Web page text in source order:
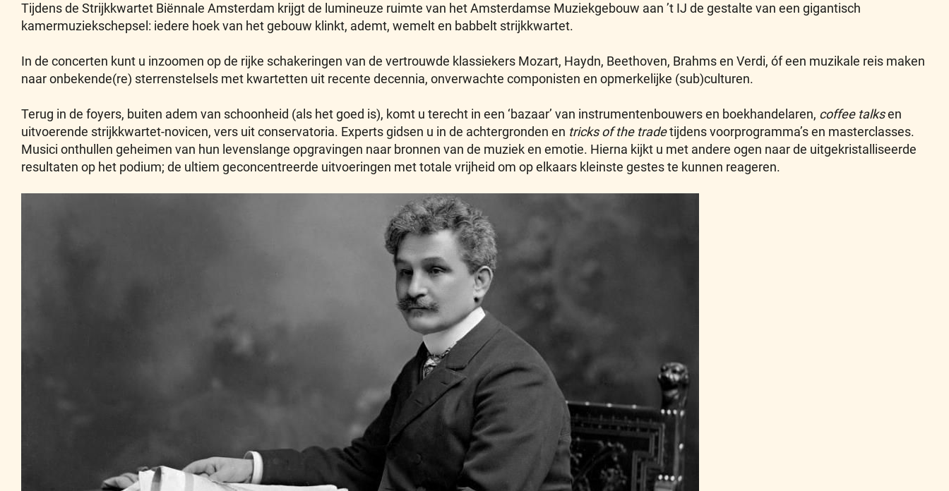
Tijdens de Strijkkwartet Biënnale Amsterdam krijgt de lumineuze ruimte van het Amsterdamse Muziekgebouw aan ’t IJ de gestalte van een gigantisch
kamermuziekschepsel: iedere hoek van het gebouw klinkt, ademt, wemelt en babbelt strijkkwartet.
In de concerten kunt u inzoomen op de rijke schakeringen van de vertrouwde klassiekers Mozart, Haydn, Beethoven, Brahms en Verdi, óf een muzikale reis maken
naar onbekende(re) sterrenstelsels met kwartetten uit recente decennia, onverwachte componisten en opmerkelijke (sub)culturen.
Terug in de foyers, buiten adem van schoonheid (als het goed is), komt u terecht in een ‘bazaar’ van instrumentenbouwers en boekhandelaren, coffee talksen
uitvoerende strijkkwartet-novicen, vers uit conservatoria. Experts gidsen u in de achtergronden en tricks of the tradetijdens voorprogramma’s en masterclasses.
Musici onthullen geheimen van hun levenslange opgravingen naar bronnen van de muziek en emotie. Hierna kijkt u met andere ogen naar de uitgekristalliseerde
resultaten op het podium; de ultiem geconcentreerde uitvoeringen met totale vrijheid om op elkaars kleinste gestes te kunnen reageren.